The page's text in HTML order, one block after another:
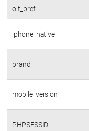
olt_pref
iphone_native
brand
mobile_version
PHPSESSID